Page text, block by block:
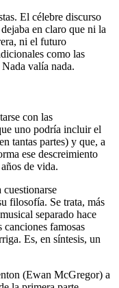
El célebre discurso
en claro que ni la
ni el futuro
como las
valía nada.
con las
uno podría incluir el
tantas partes) y que, a
ese descreimiento
de vida.
filosofía. Se trata, más
separado hace
canciones famosas
Es, en síntesis, un
(Ewan McGregor) a